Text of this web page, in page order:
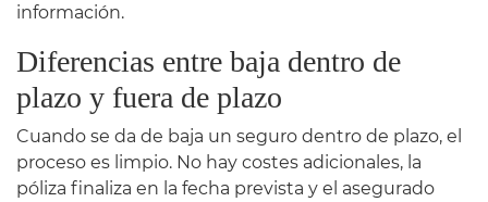
información.
Diferencias entre baja dentro de
plazo y fuera de plazo
Cuando se da de baja un seguro dentro de plazo, el
proceso es limpio. No hay costes adicionales, la
póliza finaliza en la fecha prevista y el asegurado